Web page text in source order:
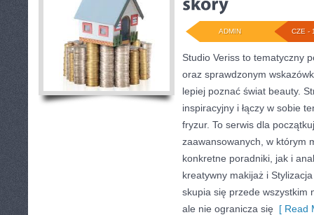
CZE -
ADMIN
Studio Veriss to tematyczny
oraz sprawdzonym
lepiej poznać świat beauty.
inspiracyjny i łączy w sobie
fryzur. To serwis dla
zaawansowanych, w którym
konkretne poradniki, jak i
kreatywny makijaż i
skupia się przede wszystkim
ale nie ogranicza się [ Read